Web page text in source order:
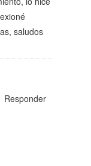
saludos
Responder